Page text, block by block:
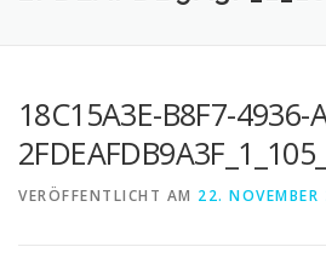
18C15A3E-B8F7-4936-
VERÖFFENTLICHT AM 22. NOVEMBER